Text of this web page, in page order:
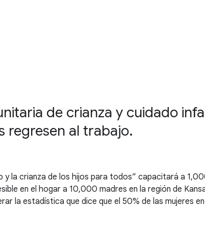
de crianza y cuidado
regresen al trabajo.
la crianza de los hijos para todos” capacitará a
en el hogar a 10,000 madres en la región de
la estadística que dice que el 50% de las mujeres